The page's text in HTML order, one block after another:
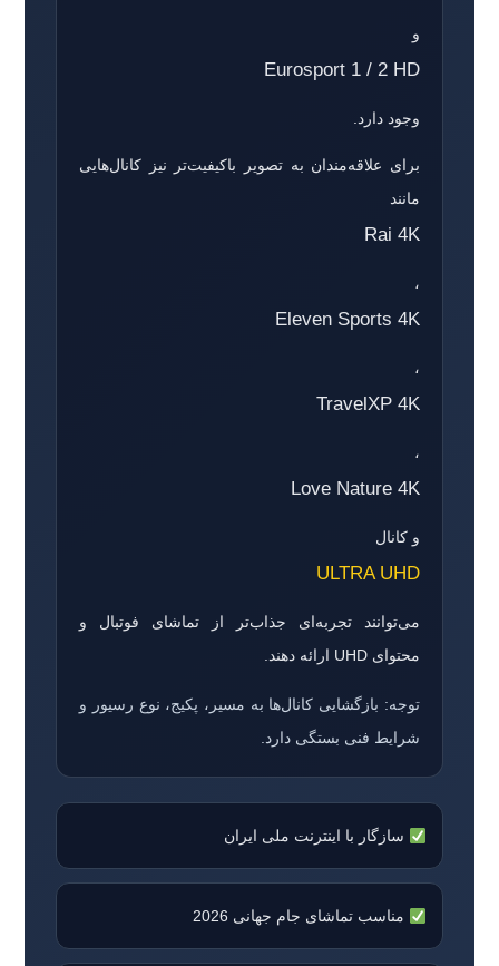
و
Eurosport 1 / 2 HD
وجود دارد.
برای علاقه‌مندان به تصویر باکیفیت‌تر نیز کانال‌هایی
مانند
Rai 4K
،
Eleven Sports 4K
،
TravelXP 4K
،
Love Nature 4K
و کانال
ULTRA UHD
می‌توانند تجربه‌ای جذاب‌تر از تماشای فوتبال و
محتوای UHD ارائه دهند.
توجه: بازگشایی کانال‌ها به مسیر، پکیج، نوع رسیور و
شرایط فنی بستگی دارد.
سازگار با اینترنت ملی ایران
مناسب تماشای جام جهانی 2026